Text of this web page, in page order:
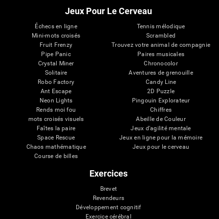
Jeux Pour Le Cerveau
Échecs en ligne
Mini-mots croisés
Fruit Frenzy
Pipe Panic
Crystal Miner
Solitaire
Robo Factory
Ant Escape
Neon Lights
Rends moi fou
mots croisés visuels
Faîtes la paire
Space Rescue
Chaos mathématique
Course de billes
Tennis mélodique
Scrambled
Trouvez votre animal de compagnie
Paires musicales
Chronocolor
Aventures de grenouille
Candy Line
2D Puzzle
Pingouin Explorateur
Chiffres
Abeille de Couleur
Jeux d'agilité mentale
Jeux en ligne pour la mémoire
Jeux pour le cerveau
Exercices
Brevet
Revendeurs
Développement cognitif
Exercice cérébral